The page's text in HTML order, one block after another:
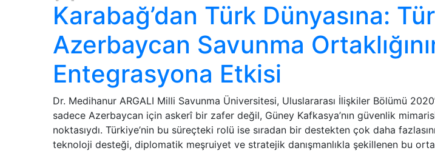
Karabağ’dan Türk Dünyasına:
Azerbaycan Savunma
Entegrasyona Etkisi
Dr. Medihanur ARGALI Milli Savunma Üniversitesi, Uluslararası İlişkiler Bölümü
sadece Azerbaycan için askerî bir zafer değil, Güney Kafkasya’nın güvenlik
noktasıydı. Türkiye’nin bu süreçteki rolü ise sıradan bir destekten çok daha
teknoloji desteği, diplomatik meşruiyet ve stratejik danışmanlıkla şekillenen bu